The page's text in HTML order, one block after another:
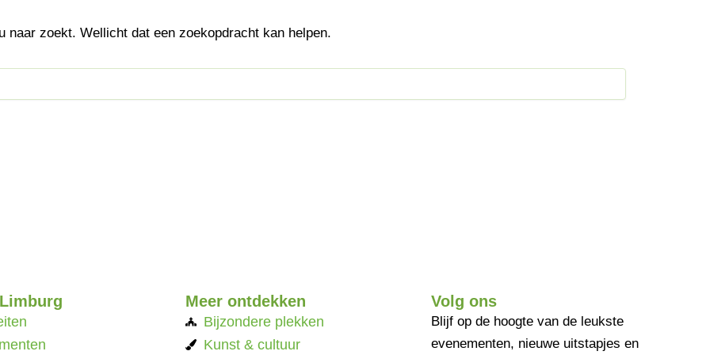
naar zoekt. Wellicht dat een zoekopdracht kan helpen.
Meer ontdekken
Bijzondere plekken
Kunst & cultuur
Volg ons
Blijf op de hoogte van de leukste
evenementen, nieuwe uitstapjes en